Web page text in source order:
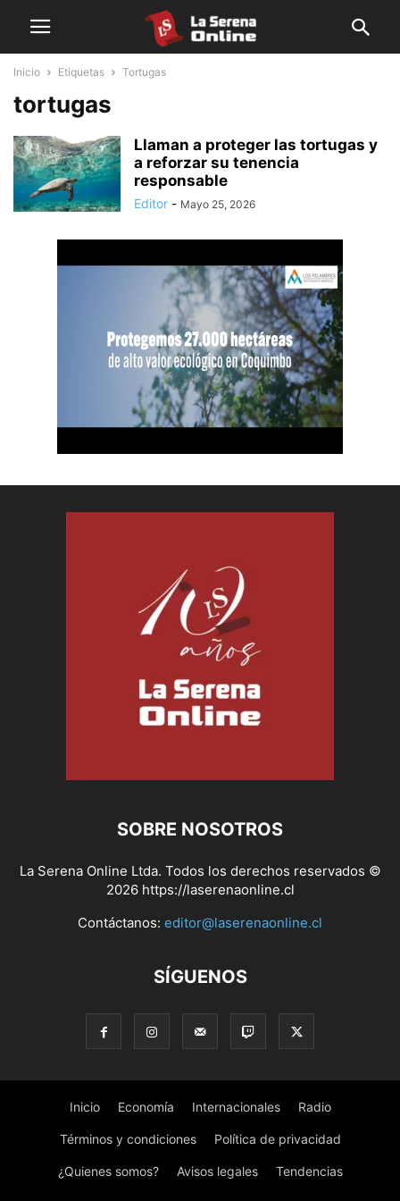
Inicio Etiquetas Tortugas
tortugas
Llaman a proteger las tortugas y
a reforzar su tenencia
responsable
Editor - Mayo 25, 2026
SOBRE NOSOTROS
La Serena Online Ltda. Todos los derechos reservados ©
2026 https://laserenaonline.cl
Contáctanos: editor@laserenaonline.cl
SÍGUENOS
Inicio Economía Internacionales Radio
Términos y condiciones Política de privacidad
¿Quienes somos? Avisos legales Tendencias